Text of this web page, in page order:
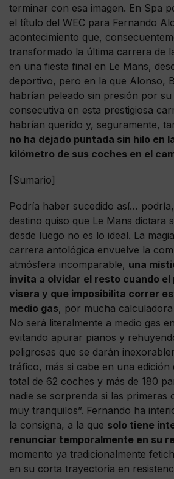
terminar con esa imagen. En Spa
el título del WEC para Fernando
acontecimiento que,
transformado la última carrera de
en una fiesta final en Le Mans,
deportivo, pero en la que Alonso,
habrían peleado sin presión por
consecutiva en esta prestigiosa
habrían querido y, seguramente,
no ha dejado puntada sin hilo en
kilómetro de sus coches en el
[Sumario]
Podría haber sucedido así…
destino quiso que Le Mans dictara
desde luego no es lo ideal. La
carrera antológica envuelve la
atmósfera incomparable, una
invita a olvidar el resto cuando el
visera y que imposibilita correr
medio gas, por mucha
No será literalmente a medio gas
evitando apurar pianos y
peligrosas que se darán
tráfico, más si cabe en una
total de 62 coches y más de 180
nadie se sorprenda si las primeras
muy tranquilos”. Fernando ha
la consigna, a la que solo tiene
renunciar temporalmente en su
momento ya tradicionalmente
en su corta trayectoria en